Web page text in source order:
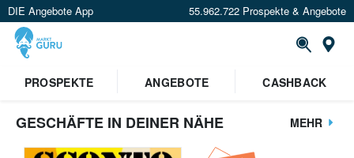
DIE Angebote App 55.962.722 Prospekte & Angebote
PROSPEKTE
ANGEBOTE CASHBACK
GESCHÄFTE IN DEINER NÄHE MEHR